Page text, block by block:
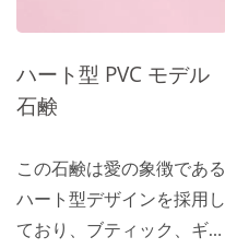
ハート型 PVC モデル
石鹸
この石鹸は愛の象徴である
ハート型デザインを採用し
ており、ブティック、ギフ